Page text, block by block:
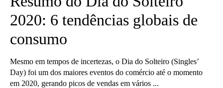
2020: 6 tendências globais de
consumo
Mesmo em tempos de incertezas, o Dia do Solteiro (Singles’
Day) foi um dos maiores eventos do comércio até o momento
em 2020, gerando picos de vendas em vários ...